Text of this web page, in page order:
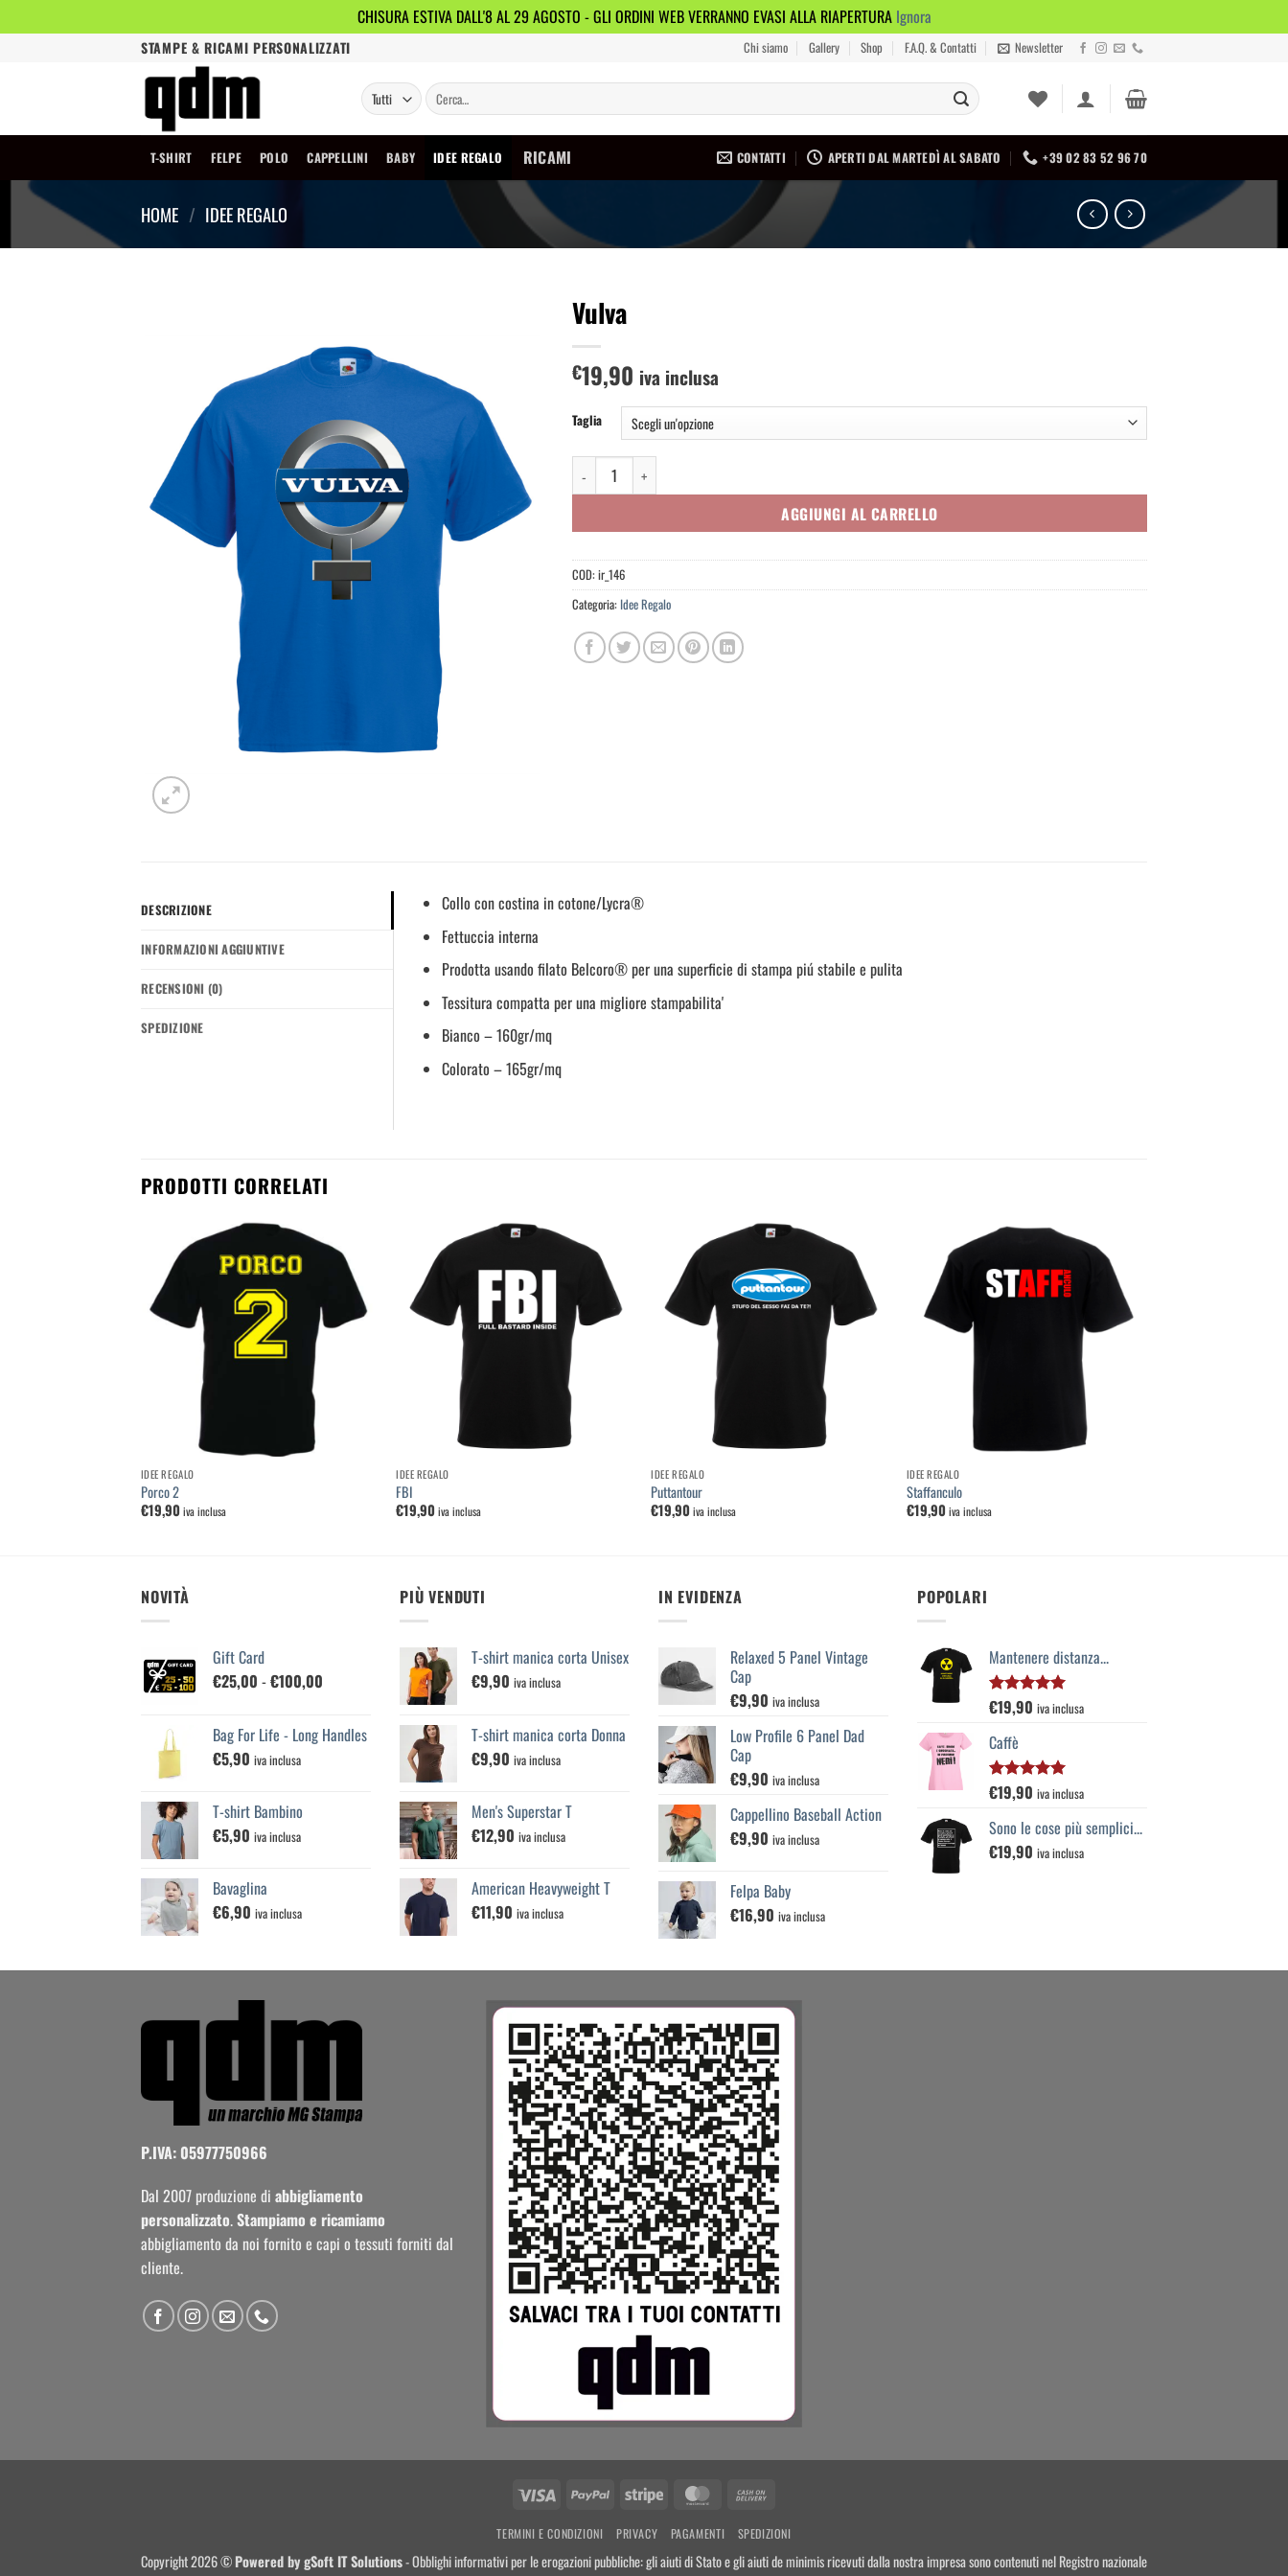
CHISURA ESTIVA DALL'8 AL 29 AGOSTO - GLI ORDINI WEB VERRANNO EVASI ALLA RIAPERTURA Ignora
STAMPE & RICAMI PERSONALIZZATI Chi siamo Gallery Shop F.A.Q. & Contatti Newsletter
Cerca:
T-SHIRT FELPE POLO CAPPELLINI BABY IDEE REGALO RICAMI CONTATTI APERTI DAL MARTEDÌ AL SABATO +39 02 83 52 96 70
HOME / IDEE REGALO
Vulva
€19,90 iva inclusa
Taglia
Vulva quantità
AGGIUNGI AL CARRELLO
COD: ir_146
Categoria: Idee Regalo
DESCRIZIONE
INFORMAZIONI AGGIUNTIVE
RECENSIONI (0)
SPEDIZIONE
Collo con costina in cotone/Lycra®
Fettuccia interna
Prodotta usando filato Belcoro® per una superficie di stampa piú stabile e pulita
Tessitura compatta per una migliore stampabilita'
Bianco – 160gr/mq
Colorato – 165gr/mq
PRODOTTI CORRELATI
Aggiungi
lista dei
desideri
IDEE REGALO
Porco 2
€19,90iva inclusa
Aggiungi
lista dei
desideri
IDEE REGALO
FBI
€19,90iva inclusa
Aggiungi
lista dei
desideri
IDEE REGALO
Puttantour
€19,90iva inclusa
Aggiungi
alla
lista dei
IDEE REGALO
Staffanculo
€19,90 iva inclusa
NOVITÀ
Gift Card
€25,00 -€100,00
da
Bag For Life - Long Handles
€5,90 iva inclusa
T-shirt Bambino
€5,90 iva inclusa
Bavaglina
€6,90 iva inclusa
PIÙ VENDUTI
T-shirt manica corta Unisex
€9,90 iva inclusa
T-shirt manica corta Donna
€9,90 iva inclusa
Men's Superstar T
€12,90 iva inclusa
American Heavyweight T
€11,90 iva inclusa
IN EVIDENZA
Relaxed 5 Panel Vintage
Cap
€9,90 iva inclusa
Low Profile 6 Panel Dad
Cap
€9,90 iva inclusa
Cappellino Baseball Action
€9,90 iva inclusa
Felpa Baby
€16,90 iva inclusa
POPOLARI
Mantenere distanza...
Valutato
5.00
€19,90 iva inclusa
Caffè
Valutato
5.00
€19,90 iva inclusa
Sono le cose più semplici...
€19,90 iva inclusa
P.IVA: 05977750966
Dal 2007 produzione di abbigliamento
personalizzato.Stampiamo e ricamiamo
abbigliamento da noi fornito e capi o tessuti forniti dal
cliente.
Visa PayPal Stripe MasterCard
Delivery
TERMINI E CONDIZIONI PRIVACY PAGAMENTI SPEDIZIONI
Copyright 2026 ©Powered bygSoft IT Solutions- Obblighi informativi per le erogazioni pubbliche: gli aiuti di Stato e gli aiuti de minimis ricevuti dalla nostra impresa sono contenuti nel Registro nazionale